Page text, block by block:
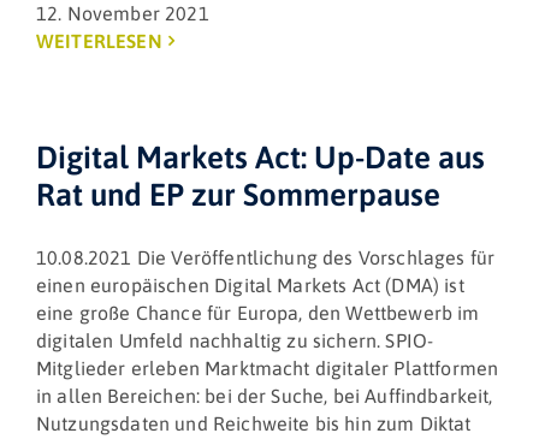
12. November 2021
WEITERLESEN
Digital Markets Act: Up-Date aus
Rat und EP zur Sommerpause
10.08.2021 Die Veröffentlichung des Vorschlages für
einen europäischen Digital Markets Act (DMA) ist
eine große Chance für Europa, den Wettbewerb im
digitalen Umfeld nachhaltig zu sichern. SPIO-
Mitglieder erleben Marktmacht digitaler Plattformen
in allen Bereichen: bei der Suche, bei Auffindbarkeit,
Nutzungsdaten und Reichweite bis hin zum Diktat